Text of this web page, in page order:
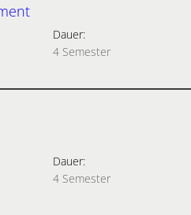
Dauer:
4 Semester
Dauer:
4 Semester